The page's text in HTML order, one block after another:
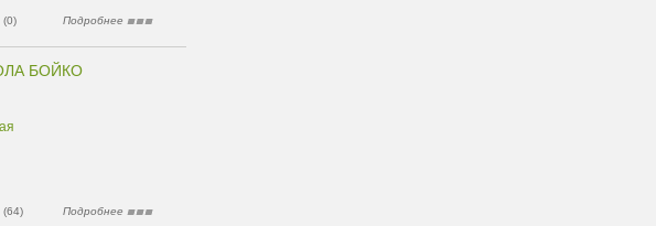
(0) Подробнее
БОЙКО
(64) Подробнее